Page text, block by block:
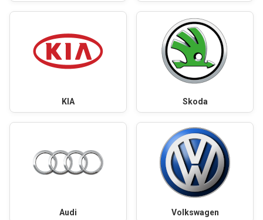
KIA Skoda
Audi Volkswagen